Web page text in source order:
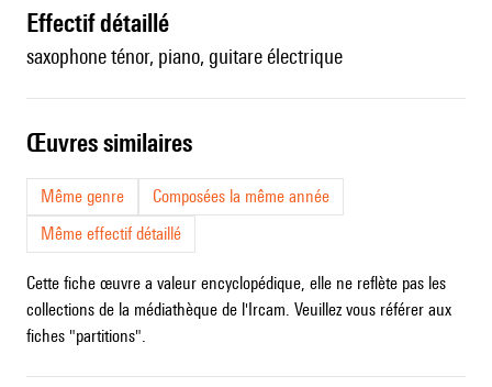
effectif détaillé
saxophone ténor, piano, guitare électrique
œuvres similaires
Même genre
Composées la même année
Même effectif détaillé
Cette fiche œuvre a valeur encyclopédique, elle ne reflète pas les
collections de la médiathèque de l'Ircam. Veuillez vous référer aux
fiches "partitions".